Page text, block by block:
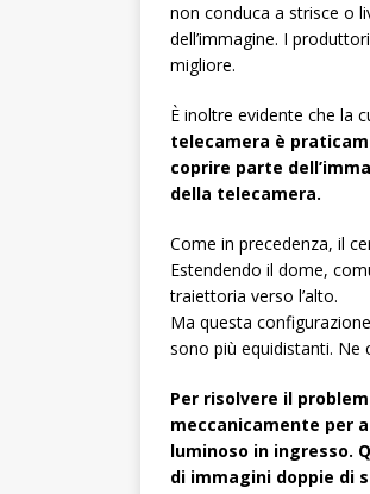
non conduca a strisce o
dell’immagine. I
migliore.
È inoltre evidente che la
telecamera è
coprire parte
della telecamera.
Come in precedenza, il
Estendendo il dome,
traiettoria verso l’alto.
Ma questa
sono più equidistanti. Ne
Per risolvere il
meccanicamente per
luminoso in ingresso.
di immagini doppie di